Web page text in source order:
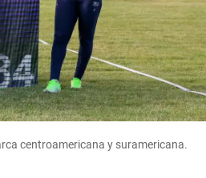
centroamericana y suramericana.